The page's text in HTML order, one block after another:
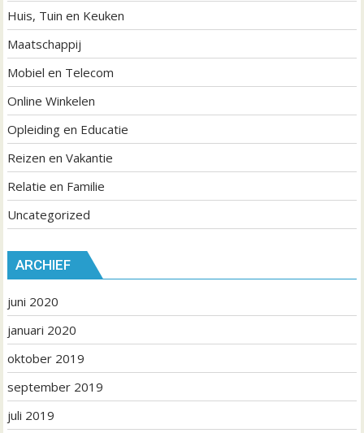
Huis, Tuin en Keuken
Maatschappij
Mobiel en Telecom
Online Winkelen
Opleiding en Educatie
Reizen en Vakantie
Relatie en Familie
Uncategorized
ARCHIEF
juni 2020
januari 2020
oktober 2019
september 2019
juli 2019